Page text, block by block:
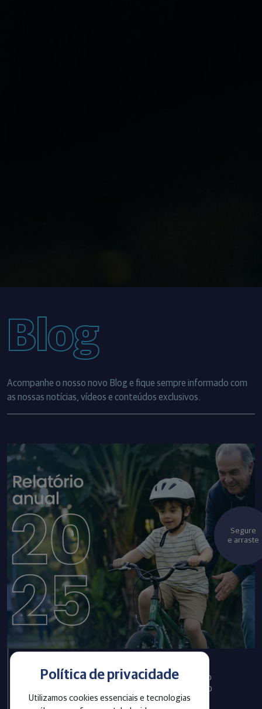
Política de privacidade
Utilizamos cookies essenciais e tecnologias
Blog
Acompanhe o nosso novo Blog e fique sempre informado com
as nossas notícias, vídeos e conteúdos exclusivos.
Infraprev publica Relatório
Anual com informações do
exercício 2025
Segure
e arraste